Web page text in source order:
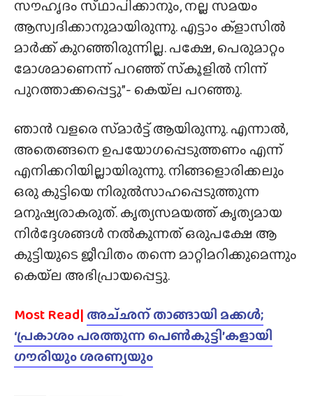
സൗഹൃദം സ്‌ഥാപിക്കാനും, നല്ല സമയം
ആസ്വദിക്കാനുമായിരുന്നു. എട്ടാം ക്ളാസിൽ
മാർക്ക് കുറഞ്ഞിരുന്നില്ല. പക്ഷേ, പെരുമാറ്റം
മോശമാണെന്ന് പറഞ്ഞ് സ്‌കൂളിൽ നിന്ന്
പുറത്താക്കപ്പെട്ടു”- കെയ്‌ല പറഞ്ഞു.
ഞാൻ വളരെ സ്‍മാർട്ട് ആയിരുന്നു. എന്നാൽ,
അതെങ്ങനെ ഉപയോഗപ്പെടുത്തണം എന്ന്
എനിക്കറിയില്ലായിരുന്നു. നിങ്ങളൊരിക്കലും
ഒരു കുട്ടിയെ നിരുൽസാഹപ്പെടുത്തുന്ന
മനുഷ്യരാകരുത്. കൃത്യസമയത്ത് കൃത്യമായ
നിർദ്ദേശങ്ങൾ നൽകുന്നത് ഒരുപക്ഷേ ആ
കുട്ടിയുടെ ജീവിതം തന്നെ മാറ്റിമറിക്കുമെന്നും
കെയ്‌ല അഭിപ്രായപ്പെട്ടു.
Most Read| അച്‌ഛന് താങ്ങായി മക്കൾ;
‘പ്രകാശം പരത്തുന്ന പെൺകുട്ടി’കളായി
ഗൗരിയും ശരണ്യയും